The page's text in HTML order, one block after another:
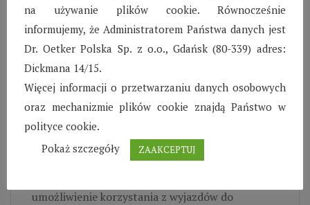
Wiosce, na jak długo nowe dzieci zostaną z nami.
Na te i wiele innych pytań odpowiedź starały się
znaleźć pracujące panie pedagog oraz
wychowawcy SOS. Do jednych z działań
zaplanowanych na rzecz dzieci z Ukrainy należy
umożliwienie małoletnim udziału w
proponowanych zajęciach dodatkowych
realizowanych na terenie Wioski Dziecięcej,
umożliwienie korzystania z wyjazdów do
na używanie plików cookie. Równocześnie
informujemy, że Administratorem Państwa danych jest
Dr. Oetker Polska Sp. z o.o., Gdańsk (80-339) adres:
Dickmana 14/15.
Więcej informacji o przetwarzaniu danych osobowych
oraz mechanizmie plików cookie znajdą Państwo w
polityce cookie.
Pokaż szczegóły
ZAAKCEPTUJ